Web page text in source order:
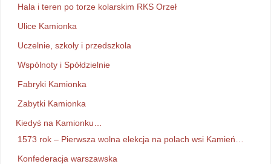
Hala i teren po torze kolarskim RKS Orzeł
Ulice Kamionka
Uczelnie, szkoły i przedszkola
Wspólnoty i Spółdzielnie
Fabryki Kamionka
Zabytki Kamionka
Kiedyś na Kamionku…
1573 rok – Pierwsza wolna elekcja na polach wsi Kamień…
Konfederacja warszawska